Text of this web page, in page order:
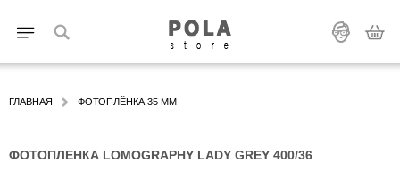
ГЛАВНАЯ ФОТОПЛЁНКА 35 ММ
ФОТОПЛЕНКА LOMOGRAPHY LADY GREY 400/36